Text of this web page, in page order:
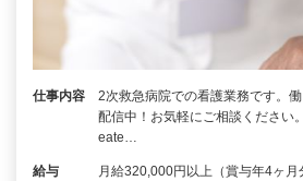
仕事内容
2次救急病院での看護業務です。
配信中！お気軽にご相談ください
eate…
給与 月給320,000円以上（賞与年4ヶ月